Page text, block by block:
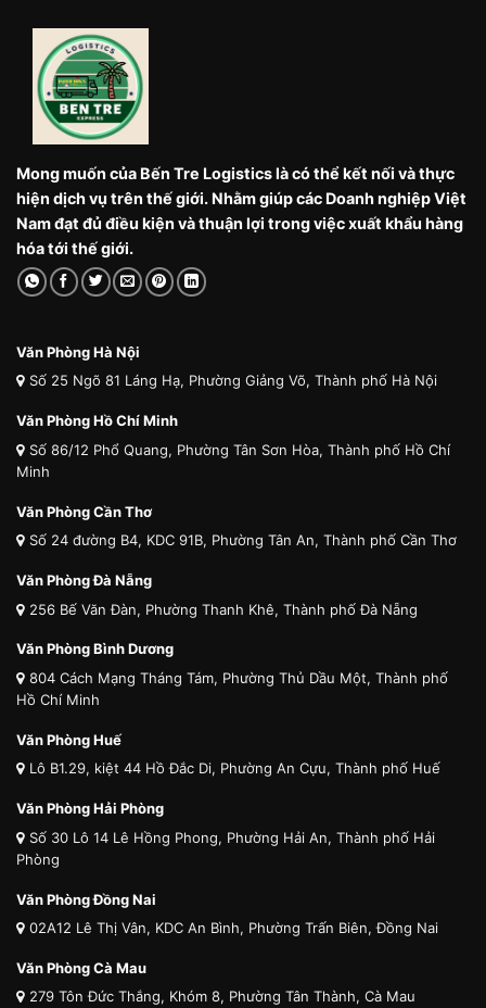
Mong muốn của Bến Tre Logistics là có thể kết nối và thực
hiện dịch vụ trên thế giới. Nhằm giúp các Doanh nghiệp Việt
Nam đạt đủ điều kiện và thuận lợi trong việc xuất khẩu hàng
hóa tới thế giới.
Văn Phòng Hà Nội
Số 25 Ngõ 81 Láng Hạ, Phường Giảng Võ, Thành phố Hà Nội
Văn Phòng Hồ Chí Minh
Số 86/12 Phổ Quang, Phường Tân Sơn Hòa, Thành phố Hồ Chí
Minh
Văn Phòng Cần Thơ
Số 24 đường B4, KDC 91B, Phường Tân An, Thành phố Cần Thơ
Văn Phòng Đà Nẵng
256 Bế Văn Đàn, Phường Thanh Khê, Thành phố Đà Nẵng
Văn Phòng Bình Dương
804 Cách Mạng Tháng Tám, Phường Thủ Dầu Một, Thành phố
Hồ Chí Minh
Văn Phòng Huế
Lô B1.29, kiệt 44 Hồ Đắc Di, Phường An Cựu, Thành phố Huế
Văn Phòng Hải Phòng
Số 30 Lô 14 Lê Hồng Phong, Phường Hải An, Thành phố Hải
Phòng
Văn Phòng Đồng Nai
02A12 Lê Thị Vân, KDC An Bình, Phường Trấn Biên, Đồng Nai
Văn Phòng Cà Mau
279 Tôn Đức Thắng, Khóm 8, Phường Tân Thành, Cà Mau